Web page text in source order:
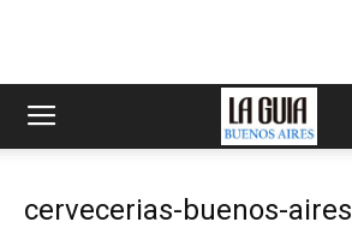
cervecerias-buenos-aires